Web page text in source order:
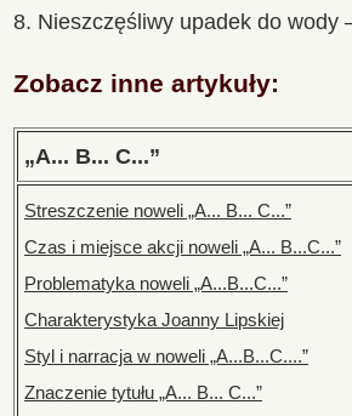
8. Nieszczęśliwy upadek do wody
Zobacz inne artykuły:
„A... B... C...”
Streszczenie noweli „A... B... C...”
Czas i miejsce akcji noweli „A... B...C...”
Problematyka noweli „A...B...C...”
Charakterystyka Joanny Lipskiej
Styl i narracja w noweli „A...B...C....”
Znaczenie tytułu „A... B... C...”